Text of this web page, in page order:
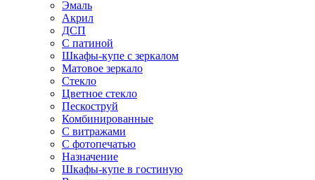
Эмаль
Акрил
ДСП
С патиной
Шкафы-купе с зеркалом
Матовое зеркало
Стекло
Цветное стекло
Пескоструй
Комбинированные
С витражами
С фотопечатью
Назначение
Шкафы-купе в гостиную